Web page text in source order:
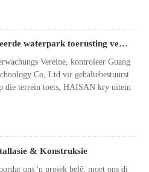
Die enigste TUV-gesertifiseerde waterpark toerusting vervaardiger in China-Haisan
Vereine, kontroleer Guang
Co, Ltd vir gehaltebestuurst
die terrein toets, HAISAN kry uitein
& Konstruksie
ons 'n projek belê, moet ons di